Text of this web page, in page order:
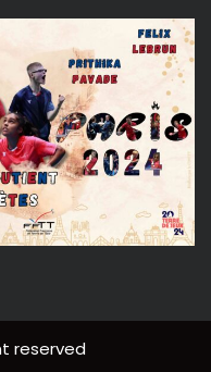
reserved